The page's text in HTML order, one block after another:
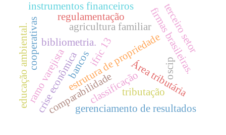
classificaçãoÁrea tributária
tributação
gerenciamento de resultados
estrutura de propriedadefirmas brasileiras.
agricultura familiar
bibliometria.
bancos
crise econômica
regulamentação
instrumentos financeiros terceiro setor
oscip
ramo varejista
educação ambiental. ifric 13
comparabilidade
cooperativas